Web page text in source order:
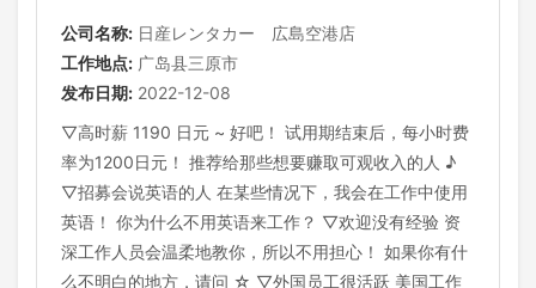
公司名称: 日産レンタカー 広島空港店
工作地点: 广岛县三原市
发布日期: 2022-12-08
▽高时薪 1190 日元 ~ 好吧！ 试用期结束后，每小时费
率为1200日元！ 推荐给那些想要赚取可观收入的人 ♪
▽招募会说英语的人 在某些情况下，我会在工作中使用
英语！ 你为什么不用英语来工作？ ▽欢迎没有经验 资
深工作人员会温柔地教你，所以不用担心！ 如果你有什
么不明白的地方，请问 ☆ ▽外国员工很活跃 美国工作